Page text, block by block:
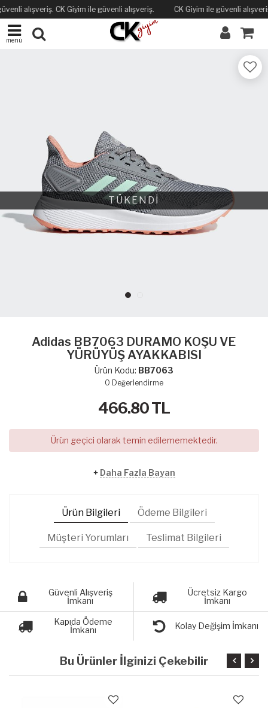
alışveriş. CK Giyim ile güvenli alışveriş. CK Giyim ile güvenli
menü
TÜKENDİ
Adidas BB7063 DURAMO KOŞU VE
YÜRÜYÜŞ AYAKKABISI
Ürün Kodu: BB7063
0 Değerlendirme
466.80TL
Ürün geçici olarak temin edilememektedir.
+ Daha Fazla Bayan
Ürün Bilgileri Ödeme Bilgileri
Müşteri Yorumları Teslimat Bilgileri
Güvenli Alışveriş
İmkanı
Ücretsiz Kargo
İmkanı
Kapıda Ödeme
İmkanı
Kolay Değişim İmkanı
Bu Ürünler İlginizi Çekebilir